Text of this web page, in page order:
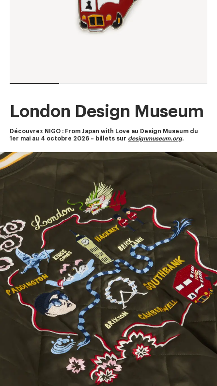
London Design Museum
Découvrez NIGO : From Japan with Love au Design Museum du
1er mai au 4 octobre 2026 – billets sur designmuseum.org.